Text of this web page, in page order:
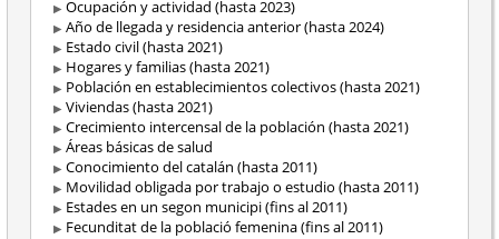
Ocupación y actividad (hasta 2023)
Año de llegada y residencia anterior (hasta 2024)
Estado civil (hasta 2021)
Hogares y familias (hasta 2021)
Población en establecimientos colectivos (hasta 2021)
Viviendas (hasta 2021)
Crecimiento intercensal de la población (hasta 2021)
Áreas básicas de salud
Conocimiento del catalán (hasta 2011)
Movilidad obligada por trabajo o estudio (hasta 2011)
Estades en un segon municipi (fins al 2011)
Fecunditat de la població femenina (fins al 2011)